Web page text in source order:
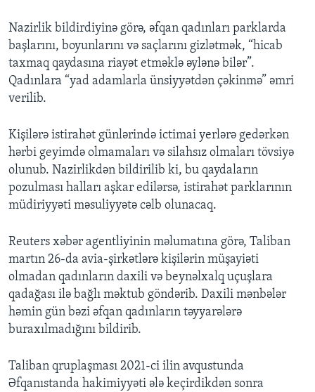
Nazirlik bildirdiyinə görə, əfqan qadınları parklarda
başlarını, boyunlarını və saçlarını gizlətmək, “hicab
taxmaq qaydasına riayət etməklə əylənə bilər”.
Qadınlara “yad adamlarla ünsiyyətdən çəkinmə” əmri
verilib.
Kişilərə istirahət günlərində ictimai yerlərə gedərkən
hərbi geyimdə olmamaları və silahsız olmaları tövsiyə
olunub. Nazirlikdən bildirilib ki, bu qaydaların
pozulması halları aşkar edilərsə, istirahət parklarının
müdiriyyəti məsuliyyətə cəlb olunacaq.
Reuters xəbər agentliyinin məlumatına görə, Taliban
martın 26-da avia-şirkətlərə kişilərin müşayiəti
olmadan qadınların daxili və beynəlxalq uçuşlara
qadağası ilə bağlı məktub göndərib. Daxili mənbələr
həmin gün bəzi əfqan qadınların təyyarələrə
buraxılmadığını bildirib.
Taliban qruplaşması 2021-ci ilin avqustunda
Əfqanıstanda hakimiyyəti ələ keçirdikdən sonra